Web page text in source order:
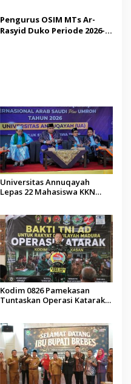
Pendidikan Berbasis
Budaya
Pengurus OSIM MTs Ar-
Rasyid Duko Periode 2026-
Universitas Annuqayah
Lepas 22 Mahasiswa KKN
Kodim 0826 Pamekasan
Tuntaskan Operasi Katarak